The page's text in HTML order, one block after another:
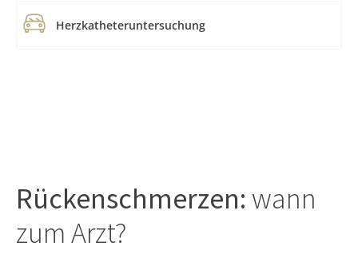
Herzkatheteruntersuchung
Rückenschmerzen: wann
zum Arzt?